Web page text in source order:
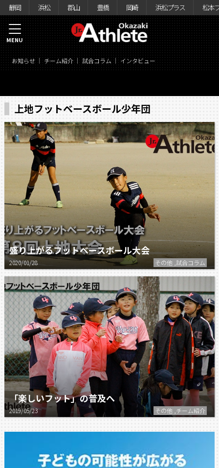
静岡 浜松 郡山 豊橋 岡崎 浜松プラス 松本
お知らせ チーム紹介 試合コラム インタビュー
MENU
上地フットベースボール少年団
盛り上がるフットベースボール大会
2020/01/28 その他 ,試合コラム
「楽しいフット」の普及へ
2019/05/23 その他 ,チーム紹介